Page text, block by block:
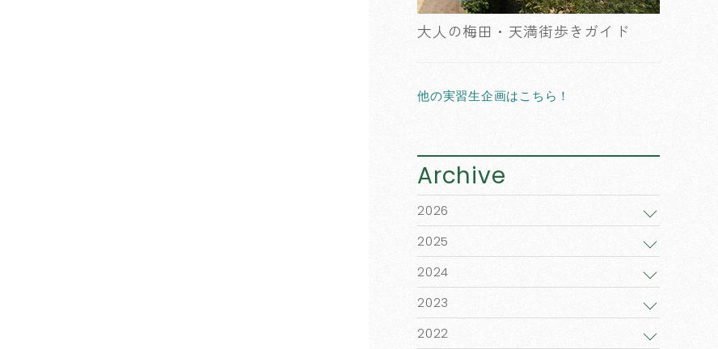
大人の梅田・天満街歩きガイド
他の実習生企画はこちら！
Archive
2026
2025
2024
2023
2022